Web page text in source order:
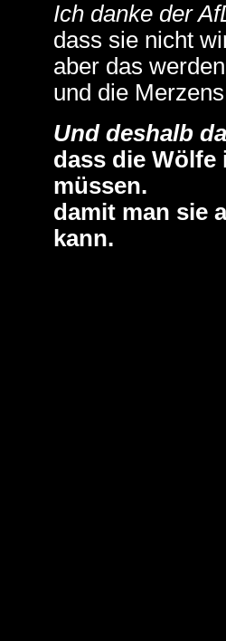
Ich danke der
dass sie nicht
aber das
und die
Und deshalb
dass die Wölfe
müssen.
damit man sie
kann.